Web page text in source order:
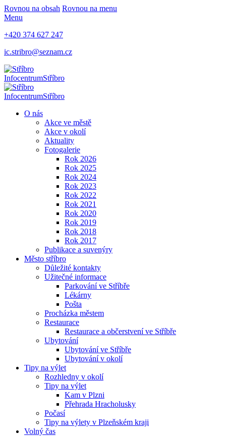
Rovnou na obsah Rovnou na menu
Menu
+420 374 627 247
ic.stribro@seznam.cz
InfocentrumStříbro
InfocentrumStříbro
O nás
Akce ve městě
Akce v okolí
Aktuality
Fotogalerie
Rok 2026
Rok 2025
Rok 2024
Rok 2023
Rok 2022
Rok 2021
Rok 2020
Rok 2019
Rok 2018
Rok 2017
Publikace a suvenýry
Město stříbro
Důležité kontakty
Užitečné informace
Parkování ve Stříbře
Lékárny
Pošta
Procházka městem
Restaurace
Restaurace a občerstvení ve Stříbře
Ubytování
Ubytování ve Stříbře
Ubytování v okolí
Tipy na výlet
Rozhledny v okolí
Tipy na výlet
Kam v Plzni
Přehrada Hracholusky
Počasí
Tipy na výlety v Plzeňském kraji
Volný čas